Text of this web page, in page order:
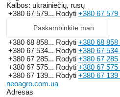
Kalbos: ukrainiečių, rusų
+380 67 579... Rodyti +380 67 579
Paskambinkite man
+380 68 858... Rodyti +380 68 858
+380 67 534... Rodyti +380 67 534
+380 67 285... Rodyti +380 67 285
+380 67 575... Rodyti +380 67 575
+380 67 139... Rodyti +380 67 139
neoagro.com.ua
Adresas